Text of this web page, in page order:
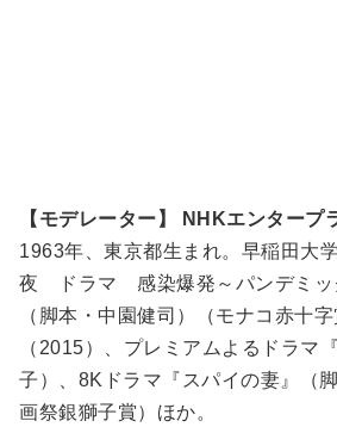
【モデレーター】 NHKエンタープ
1963年、東京都生まれ。早稲田大
夜 ドラマ 感染爆発～パンデミッ
（脚本・中園健司）（モナコ赤十
（2015）、プレミアムよるドラマ
子）、8Kドラマ『スパイの妻』（
画祭銀獅子賞）ほか。